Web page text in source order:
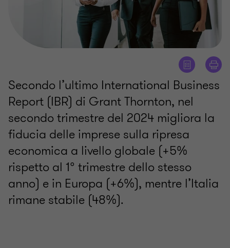
Secondo l’ultimo International Business
Report (IBR) di Grant Thornton, nel
secondo trimestre del 2024 migliora la
fiducia delle imprese sulla ripresa
economica a livello globale (+5%
rispetto al 1° trimestre dello stesso
anno) e in Europa (+6%), mentre l’Italia
rimane stabile (48%).